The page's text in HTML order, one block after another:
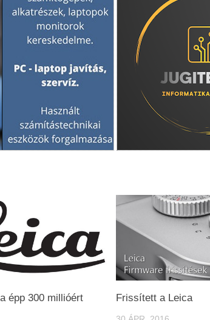
épp 300 millióért
Frissített a Leica